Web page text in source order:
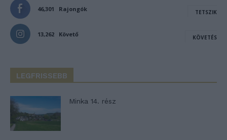
46,301 Rajongók TETSZIK
13,262 Követő KÖVETÉS
LEGFRISSEBB
Minka 14. rész